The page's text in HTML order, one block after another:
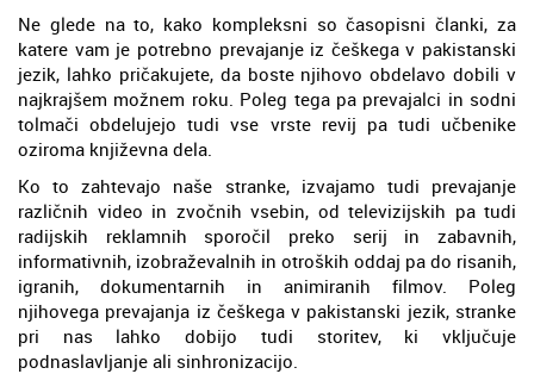
Ne glede na to, kako kompleksni so časopisni članki, za
katere vam je potrebno prevajanje iz češkega v pakistanski
jezik, lahko pričakujete, da boste njihovo obdelavo dobili v
najkrajšem možnem roku. Poleg tega pa prevajalci in sodni
tolmači obdelujejo tudi vse vrste revij pa tudi učbenike
oziroma književna dela.
Ko to zahtevajo naše stranke, izvajamo tudi prevajanje
različnih video in zvočnih vsebin, od televizijskih pa tudi
radijskih reklamnih sporočil preko serij in zabavnih,
informativnih, izobraževalnih in otroških oddaj pa do risanih,
igranih, dokumentarnih in animiranih filmov. Poleg
njihovega prevajanja iz češkega v pakistanski jezik, stranke
pri nas lahko dobijo tudi storitev, ki vključuje
podnaslavljanje ali sinhronizacijo.